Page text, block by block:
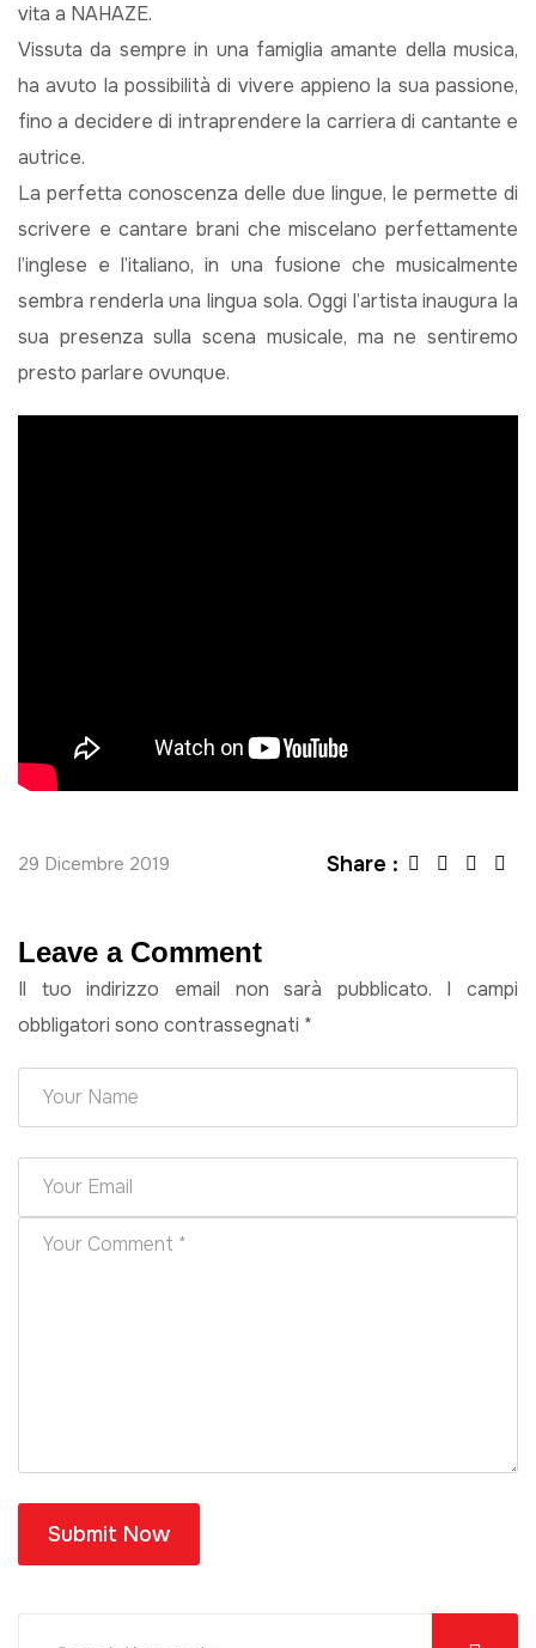
vita a NAHAZE.
Vissuta da sempre in una famiglia amante della musica,
ha avuto la possibilità di vivere appieno la sua passione,
fino a decidere di intraprendere la carriera di cantante e
autrice.
La perfetta conoscenza delle due lingue, le permette di
scrivere e cantare brani che miscelano perfettamente
l’inglese e l’italiano, in una fusione che musicalmente
sembra renderla una lingua sola. Oggi l’artista inaugura la
sua presenza sulla scena musicale, ma ne sentiremo
presto parlare ovunque.
29 Dicembre 2019 Share :
Leave a Comment
Il tuo indirizzo email non sarà pubblicato.
I campi
obbligatori sono contrassegnati *
Submit Now